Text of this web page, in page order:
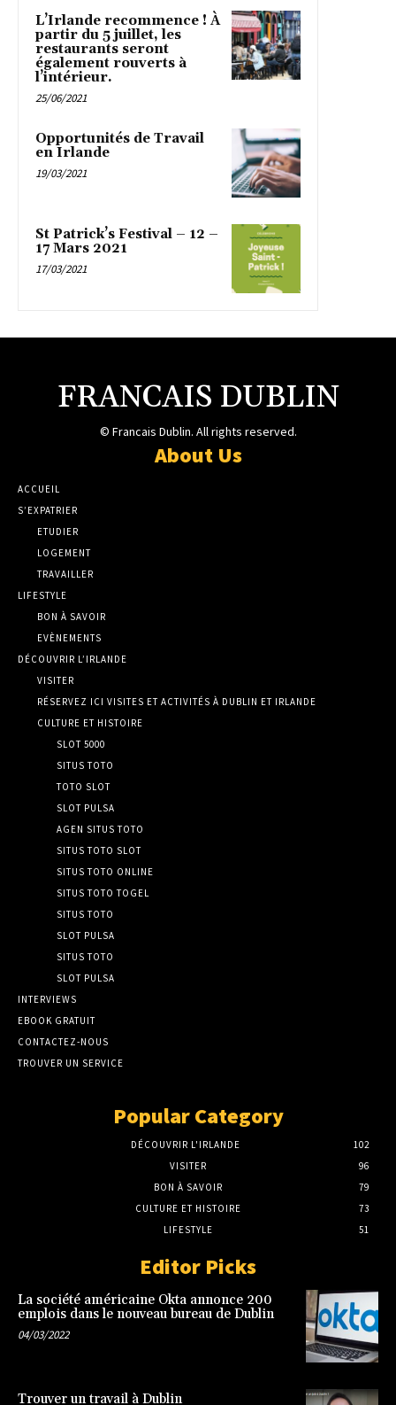
L’Irlande recommence ! À
partir du 5 juillet, les
restaurants seront
également rouverts à
l’intérieur.
25/06/2021
Opportunités de Travail
en Irlande
19/03/2021
St Patrick’s Festival – 12 –
17 Mars 2021
17/03/2021
FRANCAIS DUBLIN
© Francais Dublin. All rights reserved.
About Us
ACCUEIL
S’EXPATRIER
ETUDIER
LOGEMENT
TRAVAILLER
LIFESTYLE
BON À SAVOIR
EVÈNEMENTS
DÉCOUVRIR L’IRLANDE
VISITER
RÉSERVEZ ICI VISITES ET ACTIVITÉS À DUBLIN ET IRLANDE
CULTURE ET HISTOIRE
SLOT 5000
SITUS TOTO
TOTO SLOT
SLOT PULSA
AGEN SITUS TOTO
SITUS TOTO SLOT
SITUS TOTO ONLINE
SITUS TOTO TOGEL
SITUS TOTO
SLOT PULSA
SITUS TOTO
SLOT PULSA
INTERVIEWS
EBOOK GRATUIT
CONTACTEZ-NOUS
TROUVER UN SERVICE
Popular Category
DÉCOUVRIR L'IRLANDE
102
VISITER
96
BON À SAVOIR
79
CULTURE ET HISTOIRE
73
LIFESTYLE
51
Editor Picks
La société américaine Okta annonce 200
emplois dans le nouveau bureau de Dublin
04/03/2022
Trouver un travail à Dublin